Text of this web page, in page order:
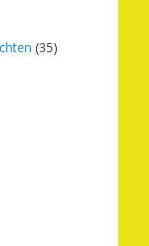
(35)